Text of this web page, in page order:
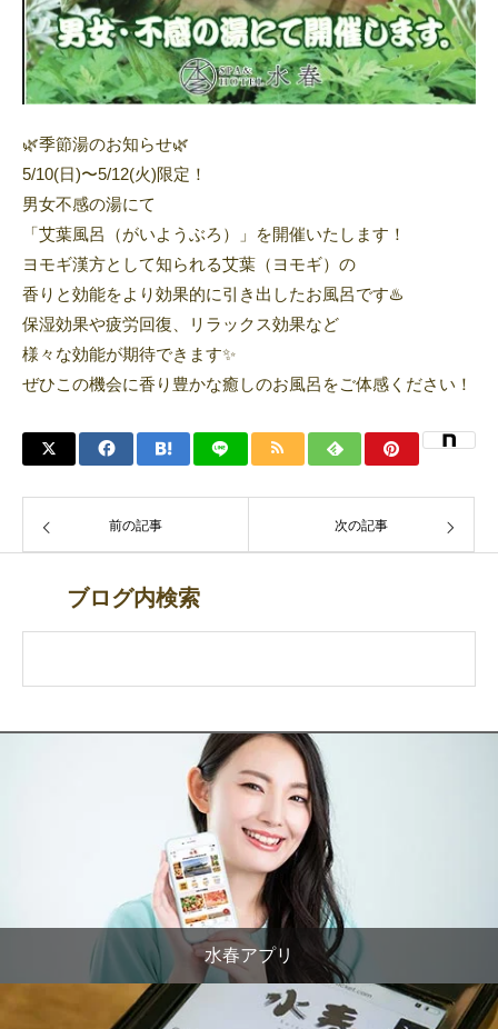
🌿季節湯のお知らせ🌿
5/10(日)〜5/12(火)限定！
男女不感の湯にて
「艾葉風呂（がいようぶろ）」を開催いたします！
ヨモギ漢方として知られる艾葉（ヨモギ）の
香りと効能をより効果的に引き出したお風呂です♨️
保湿効果や疲労回復、リラックス効果など
様々な効能が期待できます✨
ぜひこの機会に香り豊かな癒しのお風呂をご体感ください！
前の記事 次の記事
ブログ内検索
水春アプリ